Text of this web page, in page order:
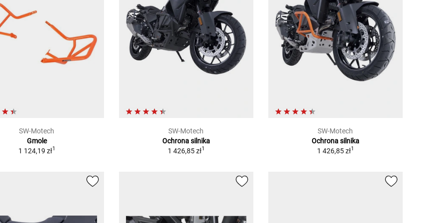
SW-Motech
Gmole
1 124,19 zł1
SW-Motech
Ochrona silnika
1 426,85 zł1
SW-Motech
Ochrona silnika
1 426,85 zł1